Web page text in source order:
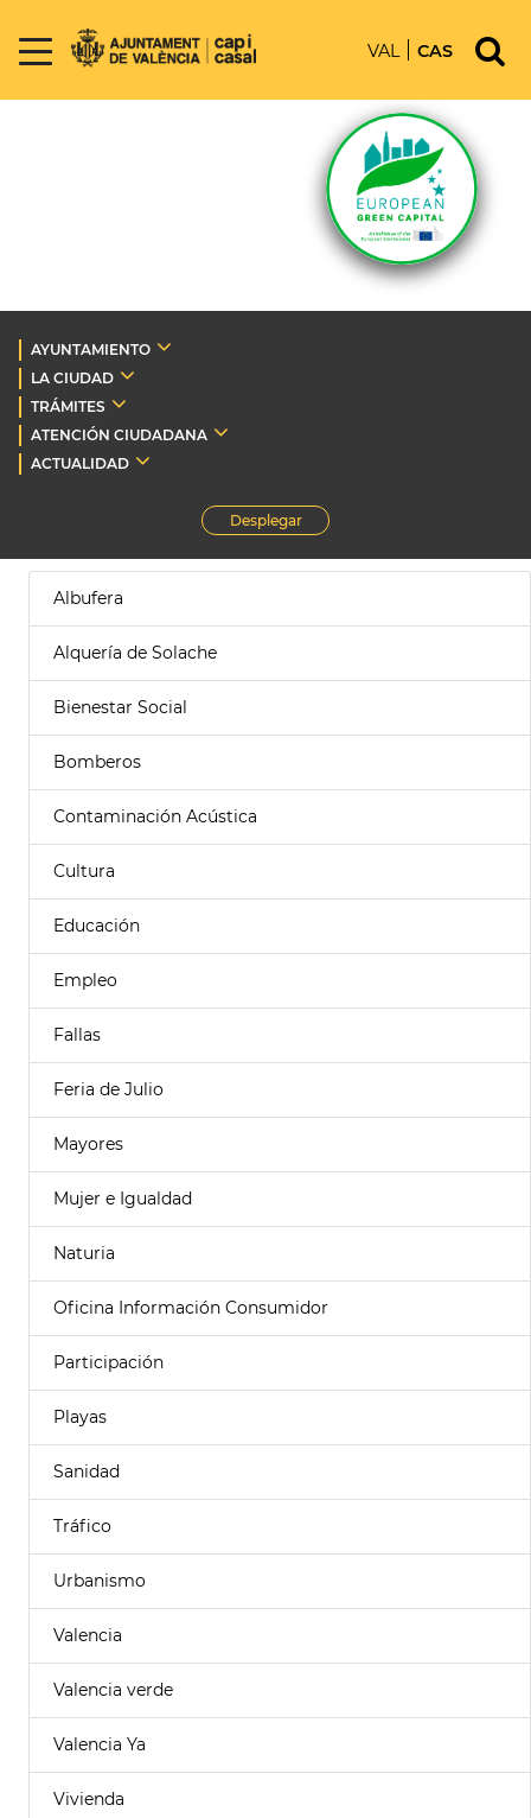
VAL CAS
AYUNTAMIENTO
LA CIUDAD
TRÁMITES
ATENCIÓN CIUDADANA
ACTUALIDAD
Desplegar
Albufera
Alquería de Solache
Bienestar Social
Bomberos
Contaminación Acústica
Cultura
Educación
Empleo
Fallas
Feria de Julio
Mayores
Mujer e Igualdad
Naturia
Oficina Información Consumidor
Participación
Playas
Sanidad
Tráfico
Urbanismo
Valencia
Valencia verde
Valencia Ya
Vivienda